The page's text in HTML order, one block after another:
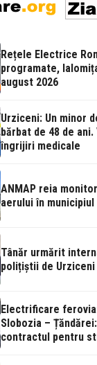
Rețele Electrice
programate,
august 2026
Urziceni: Un minor
bărbat de 48 de
îngrijiri medicale
ANMAP reia
aerului în municipiul
Tânăr urmărit
polițiștii de Urziceni
Electrificare
Slobozia –
contractul pentru